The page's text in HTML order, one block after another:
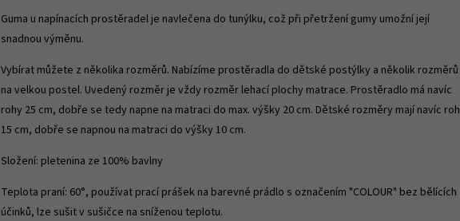
Guma u napínacích prostěradel je navlečena do tunýlku, což při přetržení gumy umožní její
snadnou výměnu.
Vybírat můžete z několika rozměrů. Nabízíme prostěradla do dětské postýlky a několik rozměrů
na velkou postel. Uvedený rozměr je vždy rozměr lehací plochy matrace. Prostěradlo má navíc
rohy 25 cm, dobře se tedy napne na matraci do max. výšky 20 cm. Dětské rozměry mají navíc roh
15 cm, dobře se napnou na matraci do výšky 10 cm.
Složení: pletenina ze 100% bavlny
Teplota praní: 60°, používat prací prášek na barevné prádlo s označením "COLOUR" bez bělících
účinků, lze sušit v sušičce na sníženou teplotu.